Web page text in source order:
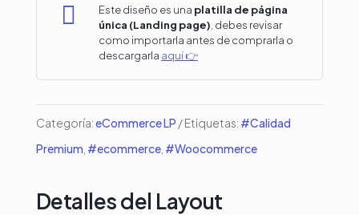
de
y
Accesorios
 Este diseño es una platilla de página
única (Landing page) , debes revisar
como importarla antes de comprarla o
descargarla aquí 👉
Categoría:eCommerce LP Etiquetas: #Calidad
Premium #ecommerce, #Woocommerce
Detalles del Layout